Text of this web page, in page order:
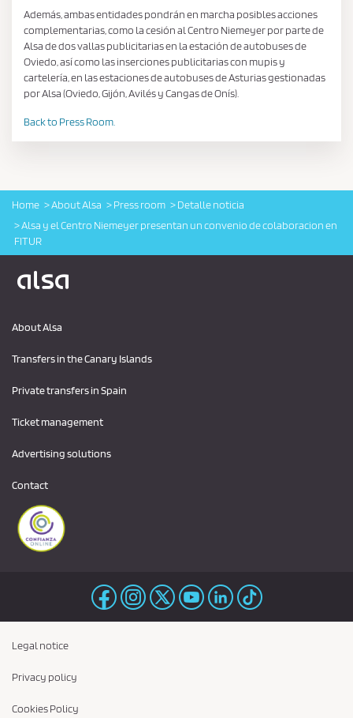
Además, ambas entidades pondrán en marcha posibles acciones
complementarias, como la cesión al Centro Niemeyer por parte de
Alsa de dos vallas publicitarias en la estación de autobuses de
Oviedo, así como las inserciones publicitarias con mupis y
cartelería, en las estaciones de autobuses de Asturias gestionadas
por Alsa (Oviedo, Gijón, Avilés y Cangas de Onís).
Back to Press Room.
Home About Alsa Press room
Detalle noticia
Alsa y el Centro Niemeyer presentan un convenio de colaboracion en
FITUR
About Alsa
Transfers in the Canary Islands
Private transfers in Spain
Ticket management
Advertising solutions
Contact
Logo Alsa
Legal notice
Privacy policy
Cookies Policy